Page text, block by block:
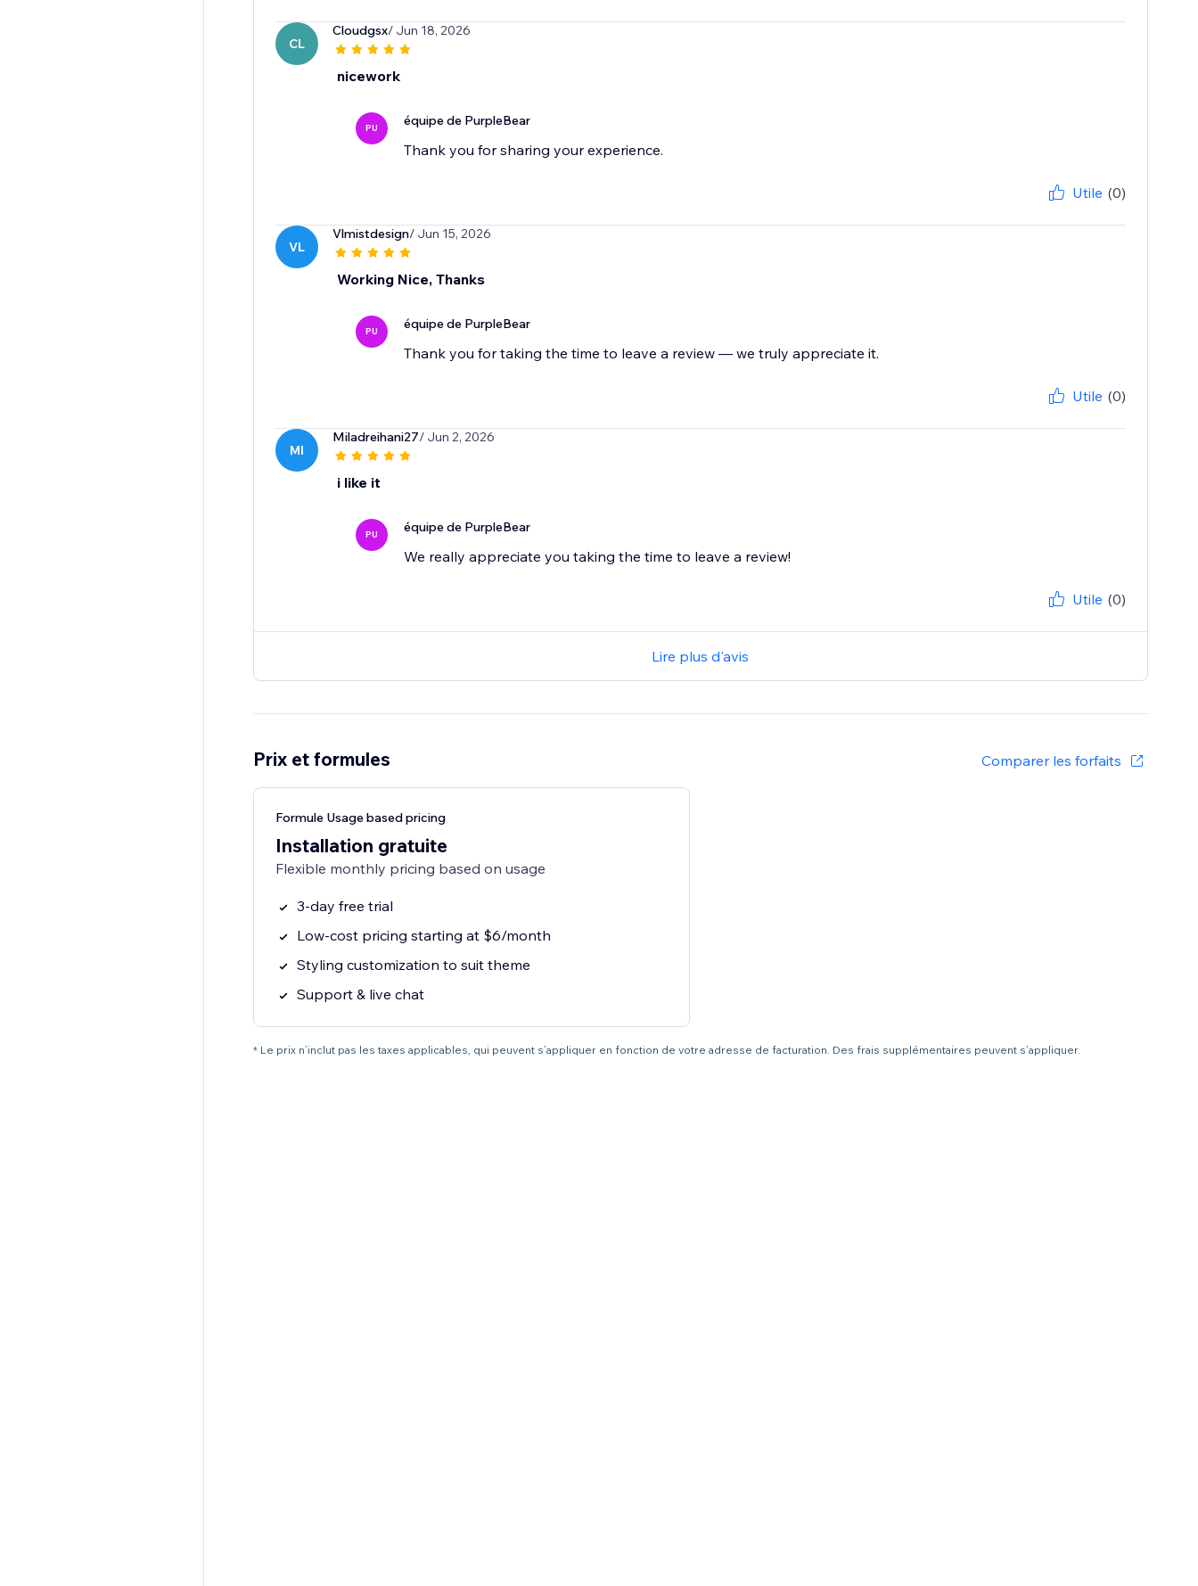
CL
Cloudgsx/ Jun 18, 2026
nicework
PU équipe de PurpleBear
Thank you for sharing your experience.
Utile (0)
VL
Vlmistdesign/ Jun 15, 2026
Working Nice, Thanks
PU équipe de PurpleBear
Thank you for taking the time to leave a review — we truly appreciate it.
Utile (0)
MI
Miladreihani27/ Jun 2, 2026
i like it
PU équipe de PurpleBear
We really appreciate you taking the time to leave a review!
Utile (0)
Lire plus d'avis
Prix et formules Comparer les forfaits
Formule Usage based pricing
Installation gratuite
Flexible monthly pricing based on usage
3-day free trial
Low-cost pricing starting at $6/month
Styling customization to suit theme
Support & live chat
* Le prix n’inclut pas les taxes applicables, qui peuvent s’appliquer en fonction de votre adresse de facturation. Des frais supplémentaires peuvent s’appliquer.